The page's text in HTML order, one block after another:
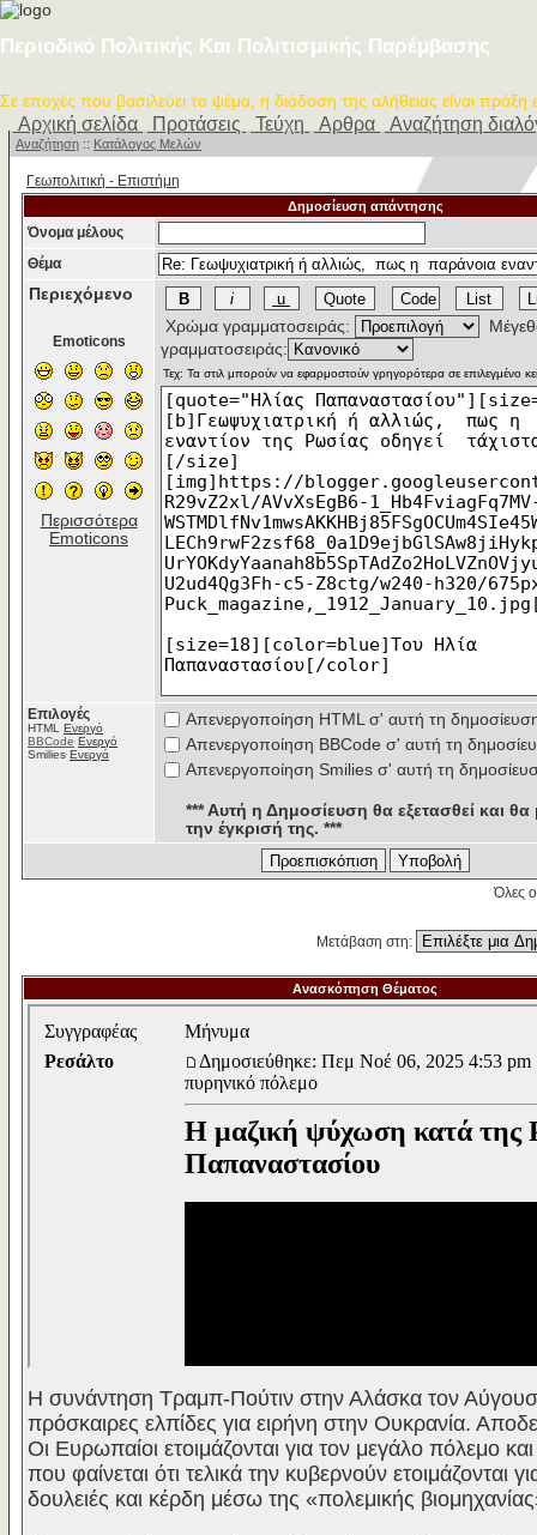
Περιοδικό Πολιτικής Και Πολιτισμικής Παρέμβασης
Σε εποχές που βασιλεύει το ψέμα, η διάδοση της αλήθειας είναι πράξη
Αρχική σελίδα Προτάσεις Τεύχη Αρθρα Αναζήτηση
Αναζήτηση :: Κατάλογος Μελών
Γεωπολιτική - Επιστήμη
Δημοσίευση απάντησης
Όνομα μέλους
Θέμα
Περιεχόμενο
Emoticons
Περισσότερα
Emoticons
Χρώμα γραμματοσειράς:
γραμματοσειράς:
Επιλογές
HTML Ενεργό
BBCode Ενεργό
Smilies Ενεργά
Απενεργοποίηση HTML σ' αυτή τη
Απενεργοποίηση BBCode σ' αυτή τη
Απενεργοποίηση Smilies σ' αυτή τη
*** Αυτή η Δημοσίευση θα εξετασθεί και θα
την έγκρισή της. ***
Όλες
Μετάβαση στη:
Ανασκόπηση Θέματος
Η συνάντηση Τραμπ-Πούτιν στην Αλάσκα τον
πρόσκαιρες ελπίδες για ειρήνη στην Ουκρανία.
Οι Ευρωπαίοι ετοιμάζονται για τον μεγάλο πόλεμο και
που φαίνεται ότι τελικά την κυβερνούν ετοιμάζονται
δουλειές και κέρδη μέσω της «πολεμικής